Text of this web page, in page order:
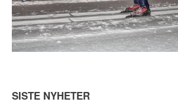
SISTE NYHETER